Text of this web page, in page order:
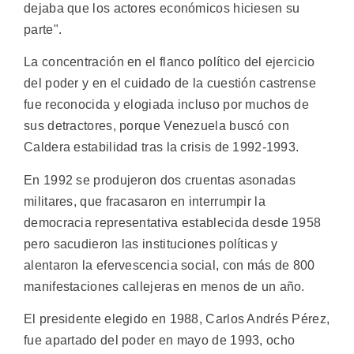
dejaba que los actores económicos hiciesen su
parte".
La concentración en el flanco político del ejercicio
del poder y en el cuidado de la cuestión castrense
fue reconocida y elogiada incluso por muchos de
sus detractores, porque Venezuela buscó con
Caldera estabilidad tras la crisis de 1992-1993.
En 1992 se produjeron dos cruentas asonadas
militares, que fracasaron en interrumpir la
democracia representativa establecida desde 1958
pero sacudieron las instituciones políticas y
alentaron la efervescencia social, con más de 800
manifestaciones callejeras en menos de un año.
El presidente elegido en 1988, Carlos Andrés Pérez,
fue apartado del poder en mayo de 1993, ocho